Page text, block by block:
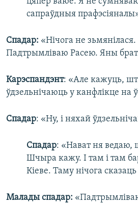
сапраўдныя
Спадар: «Нічога не
Падтрымліваю Расею. Яны
Карэспандэнт: «Але кажуць,
ўдзельнічаюць у канфлікце на
Спадар: «Ну, і няхай
Спадар: «Нават ня ведаю,
Шчыра кажу. І там і там
Кіеве. Таму нічога
Малады спадар: